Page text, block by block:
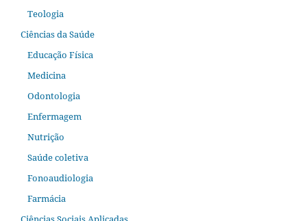
Teologia
Ciências da Saúde
Educação Física
Medicina
Odontologia
Enfermagem
Nutrição
Saúde coletiva
Fonoaudiologia
Farmácia